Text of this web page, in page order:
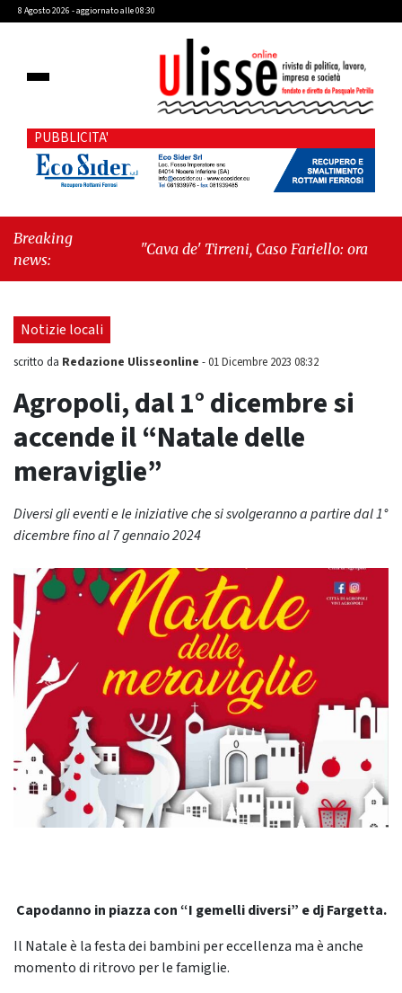
8 Agosto 2026 - aggiornato alle 08:30
PUBBLICITA'
Breaking
news:
"Cava de' Tirreni, Caso Fariello: ora torniamo
Notizie locali
scritto da Redazione Ulisseonline -01 Dicembre 2023 08:32
Agropoli, dal 1° dicembre si
accende il “Natale delle
meraviglie”
Diversi gli eventi e le iniziative che si svolgeranno a partire dal 1°
dicembre fino al 7 gennaio 2024
Capodanno in piazza con “I gemelli diversi” e dj Fargetta.
Il Natale è la festa dei bambini per eccellenza ma è anche
momento di ritrovo per le famiglie.